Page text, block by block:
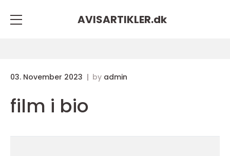
AVISARTIKLER.dk
03. November 2023 by admin
film i bio